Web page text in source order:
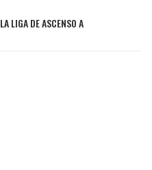
LIGA DE ASCENSO A